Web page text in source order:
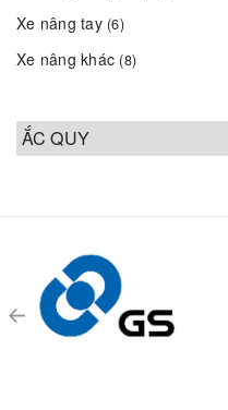
Xe nâng tay (6)
Xe nâng khác (8)
ẮC QUY